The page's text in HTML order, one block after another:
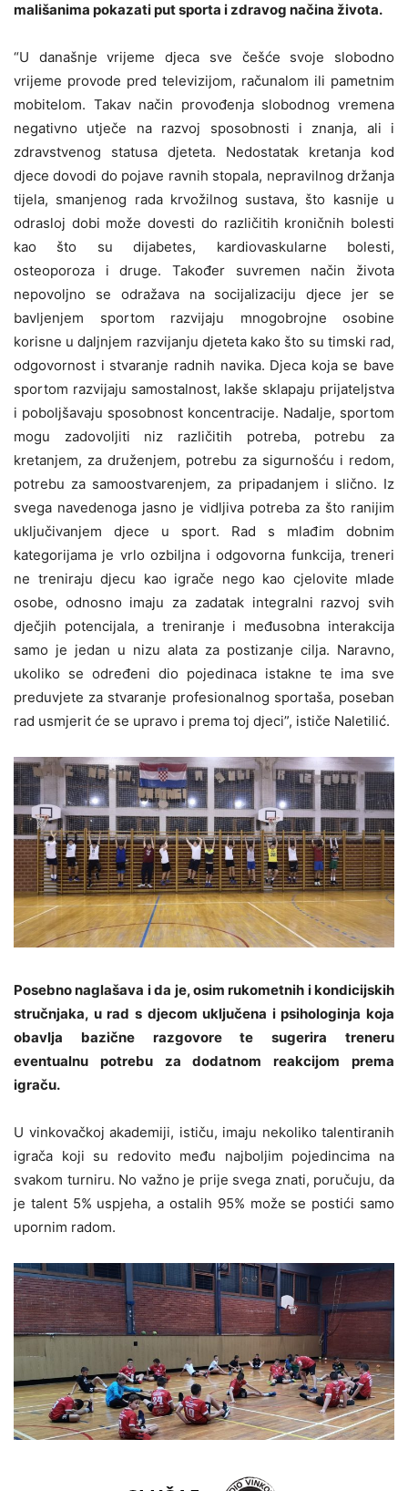
mališanima pokazati put sporta i zdravog načina života.
“U današnje vrijeme djeca sve češće svoje slobodno
vrijeme provode pred televizijom, računalom ili pametnim
mobitelom. Takav način provođenja slobodnog vremena
negativno utječe na razvoj sposobnosti i znanja, ali i
zdravstvenog statusa djeteta. Nedostatak kretanja kod
djece dovodi do pojave ravnih stopala, nepravilnog držanja
tijela, smanjenog radakrvožilnog sustava, što kasnije u
odrasloj dobi može dovesti do različitih kroničnih bolesti
kao što su dijabetes, kardiovaskularne bolesti,
osteoporoza i druge. Također suvremen način života
nepovoljno se odražava na socijalizaciju djece jer se
bavljenjem sportom razvijaju mnogobrojne osobine
korisne u daljnjem razvijanju djeteta kako što su timski rad,
odgovornost i stvaranje radnih navika. Djeca koja se bave
sportom razvijaju samostalnost, lakše sklapaju prijateljstva
i poboljšavaju sposobnost koncentracije. Nadalje, sportom
mogu zadovoljiti niz različitih potreba, potrebu za
kretanjem, za druženjem, potrebu za sigurnošću i redom,
potrebu za samoostvarenjem, za pripadanjem i slično. Iz
svega navedenoga jasno je vidljiva potreba za što ranijim
uključivanjem djece u sport. Rad s mlađim dobnim
kategorijama je vrlo ozbiljna i odgovorna funkcija, treneri
ne treniraju djecu kao igrače nego kao cjelovite mlade
osobe, odnosno imaju za zadatak integralni razvoj svih
dječjih potencijala, a treniranje i međusobna interakcija
samo je jedan u nizu alata za postizanje cilja. Naravno,
ukoliko se određeni dio pojedinaca istakne te ima sve
preduvjete za stvaranje profesionalnog sportaša, poseban
rad usmjerit će se upravo i prema toj djeci”, ističe Naletilić.
Posebno naglašava i da je, osim rukometnih i kondicijskih
stručnjaka, u rad s djecom uključena i psihologinja koja
obavlja bazične razgovore te sugerira treneru
eventualnu potrebu za dodatnom reakcijom prema
igraču.
U vinkovačkoj akademiji, ističu, imaju nekoliko talentiranih
igrača koji su redovito među najboljim pojedincima na
svakom turniru. No važno je prije svega znati, poručuju, da
je talent 5% uspjeha, a ostalih 95% može se postići samo
upornim radom.